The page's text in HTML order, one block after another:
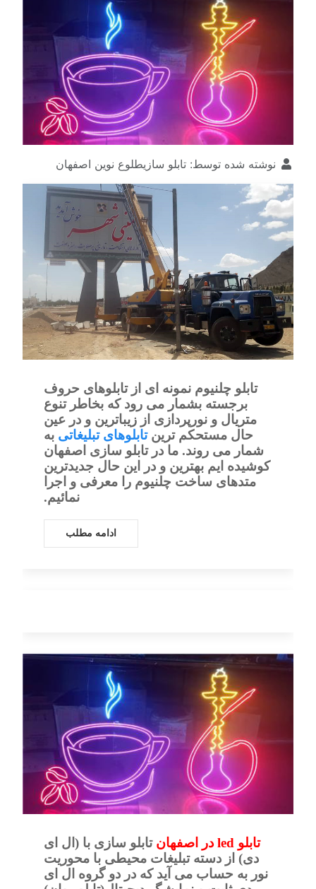
نوشته شده توسط: تابلو سازیطلوع نوین اصفهان
تابلو چلنیوم نمونه ای از تابلوهای حروف
برجسته بشمار می رود که بخاطر تنوع
متریال و نورپردازی از زیباترین و در عین
حال مستحکم ترینتابلوهای تبلیغاتی به
شمار می روند. ما در تابلو سازی اصفهان
کوشیده ایم بهترین و در این حال جدیدترین
متدهای ساخت چلنیوم را معرفی و اجرا
نمائیم.
ادامه مطلب
تابلو led در اصفهان
تابلو سازی با (ال ای
دی) از دسته تبلیغات محیطی با محوریت
نور به حساب می آيد که در دو گروه ال ای